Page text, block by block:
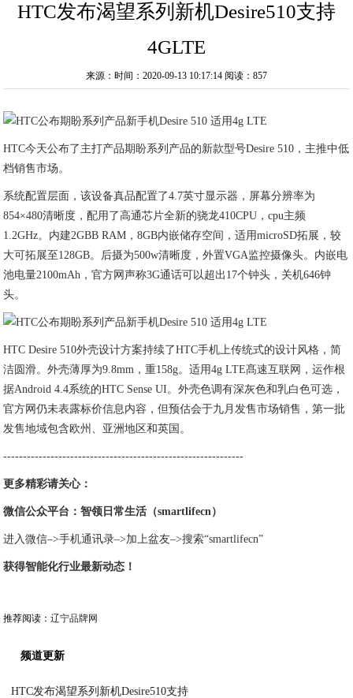
HTC发布渴望系列新机Desire510支持
4GLTE
来源：时间：2020-09-13 10:17:14 阅读：857
HTC今天公布了主打产品期盼系列产品的新款型号Desire 510，主推中低
档销售市场。
系统配置层面，该设备真品配置了4.7英寸显示器，屏幕分辨率为
854×480清晰度，配用了高通芯片全新的骁龙410CPU，cpu主频
1.2GHz。内建2GBB RAM，8GB内嵌储存空间，适用microSD拓展，较
大可拓展至128GB。后摄为500w清晰度，外置VGA监控摄像头。内嵌电
池电量2100mAh，官方网声称3G通话可以超出17个钟头，关机646钟
头。
HTC Desire 510外壳设计方案持续了HTC手机上传统式的设计风格，简
洁圆滑。外壳薄厚为9.8mm，重158g。适用4g LTE髙速互联网，运作根
据Android 4.4系统的HTC Sense UI。外壳色调有深灰色和乳白色可选，
官方网仍未表露标价信息内容，但预估会于九月发售市场销售，第一批
发售地域包含欧州、亚洲地区和英国。
-------------------------------------------------------------
更多精彩请关心：
微信公众平台：智领日常生活（smartlifecn）
进入微信–>手机通讯录–>加上盆友–>搜索“smartlifecn”
获得智能化行业最新动态！
推荐阅读：辽宁品牌网
频道更新
HTC发布渴望系列新机Desire510支持